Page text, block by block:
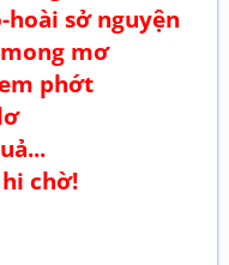
sở nguyện
mơ
phớt
chờ!